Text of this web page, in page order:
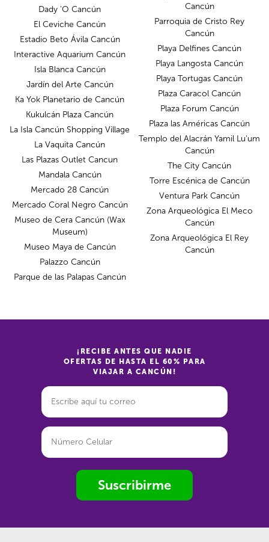
Dady 'O Cancún
El Ceviche Cancún
Estadio Beto Ávila Cancún
Interactive Aquarium Cancún
Isla Blanca Cancún
Jardín del Arte Cancún
Ka Yok Planetario de Cancún
Kukulcán Plaza Cancún
La Isla Cancún Shopping Village
La Vaquita Cancún
Las Plazas Outlet Cancun
Mandala Cancún
Mercado 28 Cancún
Mercado Coral Negro Cancún
Museo de Cera Cancún (Wax
Museum)
Museo Maya de Cancún
Palazzo Cancún
Parque de las Palapas Cancún
Cancún
Parroquia de Cristo Rey
Cancún
Playa Delfines Cancún
Playa Langosta Cancún
Playa Tortugas Cancún
Plaza Caracol Cancún
Plaza Forum Cancún
Plaza las Américas Cancún
Templo del Alacrán Yamil Lu'um
Cancún
The City Cancún
Torre Escénica de Cancún
Ventura Park Cancún
Zona Arqueológica El Meco
Cancún
Zona Arqueológica El Rey
Cancún
¡RECIBE ANTES QUE NADIE
OFERTAS DE HASTA EL 60% PARA
VIAJAR A CANCÚN!
Suscribirme